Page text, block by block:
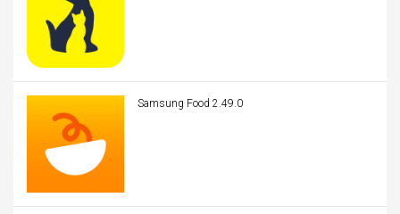
Samsung Food 2.49.0